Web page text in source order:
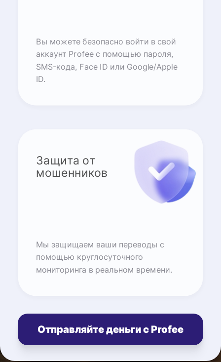
Вы можете безопасно войти в свой
аккаунт Profee с помощью пароля,
SMS-кода, Face ID или Google/Apple
ID.
Защита от
мошенников
Мы защищаем ваши переводы с
помощью круглосуточного
мониторинга в реальном времени.
Отправляйте деньги с Profee